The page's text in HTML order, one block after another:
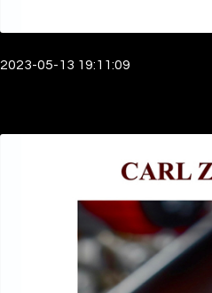
2023-05-13 19:11:09